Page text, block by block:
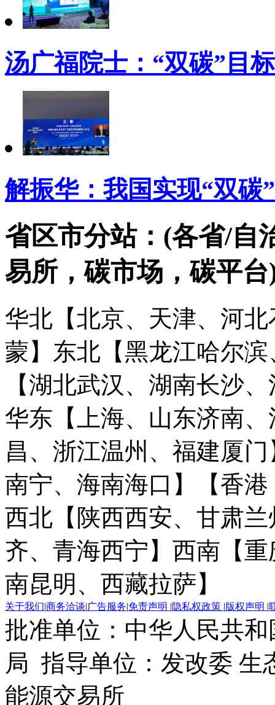
汤广福院士：“双碳”目
解振华：我国实现“双碳
省区市分站：(各省/自
易所，碳市场，碳平台
华北【北京、天津、河
蒙】 东北【黑龙江哈尔
【湖北武汉、湖南长沙
华东【上海、山东济南
昌、浙江温州、福建厦门
南宁、海南海口】
【香
西北【陕西西安、甘肃
齐、青海西宁】 西南【
南昆明、西藏拉萨】
关于我们|商务洽谈|广告服务|免责声明 |隐私权政策 |版权声明 |
批准单位：中华人民共
局 指导单位：发改委 生
能源交易所